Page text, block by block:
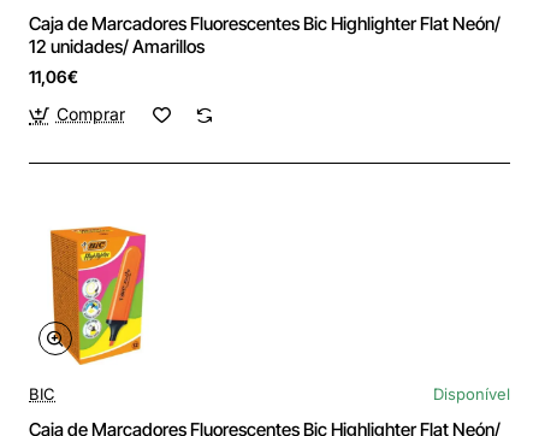
Caja de Marcadores Fluorescentes Bic Highlighter Flat Neón/
12 unidades/ Amarillos
11,06€
Comprar
BIC Disponível
Caja de Marcadores Fluorescentes Bic Highlighter Flat Neón/